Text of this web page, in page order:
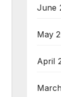
June
May
April